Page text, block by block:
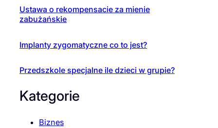
Ustawa o rekompensacie za mienie
zabużańskie
Implanty zygomatyczne co to jest?
Przedszkole specjalne ile dzieci w grupie?
Kategorie
Biznes